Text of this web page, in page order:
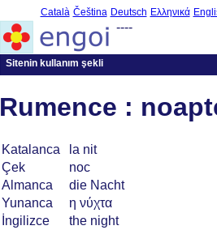
Català Čeština Deutsch Ελληνικά
----
Sitenin kullanım şekli
Rumence :
Katalanca
la nit
Çek
noc
Almanca
die Nacht
Yunanca
η νύχτα
İngilizce
the night